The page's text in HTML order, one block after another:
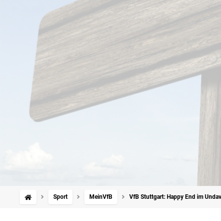
Sport MeinVfB VfB Stuttgart: Happy End im